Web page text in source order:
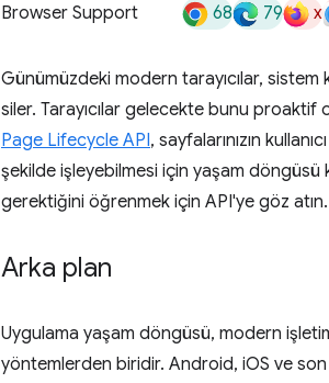
Browser Support 68 79 x
Günümüzdeki modern tarayıcılar, sistem
siler. Tarayıcılar gelecekte bunu
Page Lifecycle API, sayfalarınızın
şekilde işleyebilmesi için yaşam döngüsü
gerektiğini öğrenmek için API'ye göz atın.
Arka plan
Uygulama yaşam döngüsü, modern
yöntemlerden biridir. Android, iOS ve